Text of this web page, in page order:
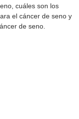
cuáles son los
el cáncer de seno y
de seno.